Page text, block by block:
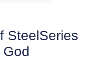
SteelSeries